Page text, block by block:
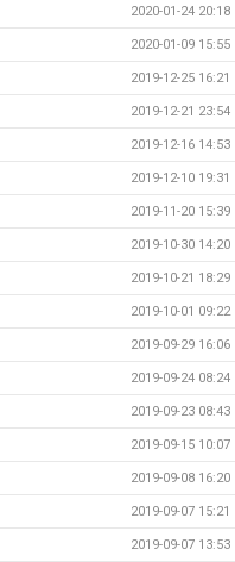
2020-01-24 20:18
2020-01-09 15:55
2019-12-25 16:21
2019-12-21 23:54
2019-12-16 14:53
2019-12-10 19:31
2019-11-20 15:39
2019-10-30 14:20
2019-10-21 18:29
2019-10-01 09:22
2019-09-29 16:06
2019-09-24 08:24
2019-09-23 08:43
2019-09-15 10:07
2019-09-08 16:20
2019-09-07 15:21
2019-09-07 13:53